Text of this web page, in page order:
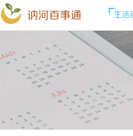
讷河百事通 生活